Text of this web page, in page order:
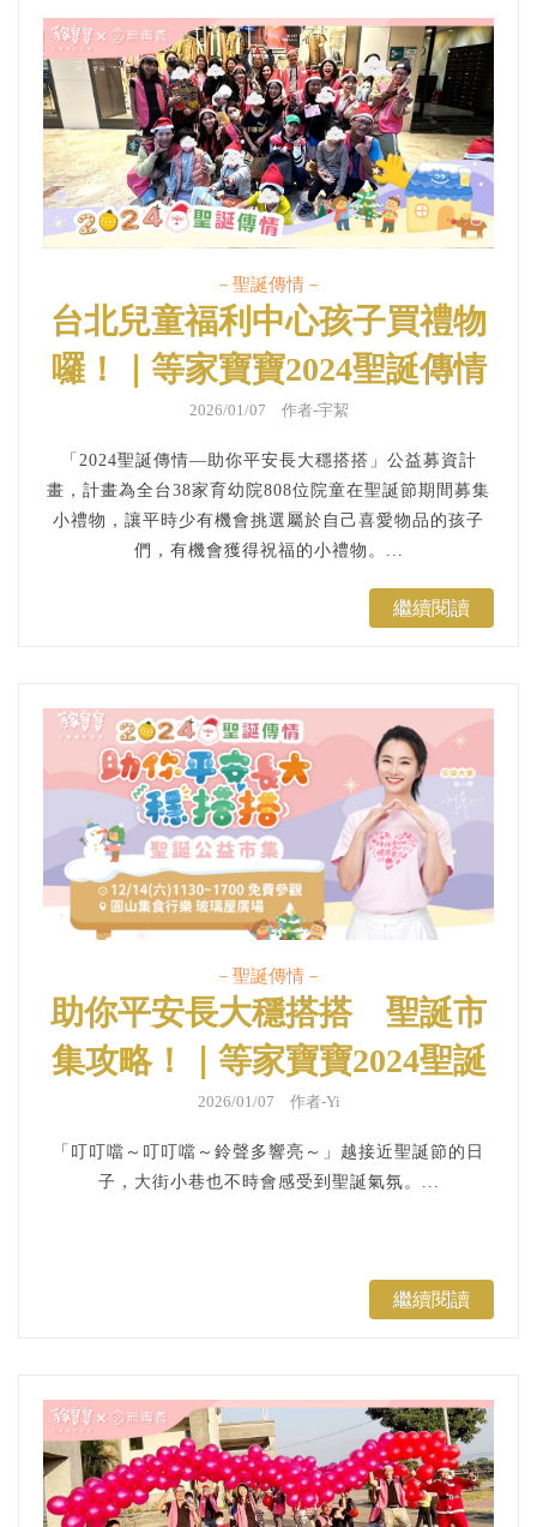
－聖誕傳情－
台北兒童福利中心孩子買禮物
囉！｜等家寶寶2024聖誕傳情
2026/01/07 作者-宇絜
「2024聖誕傳情—助你平安長大穩搭搭」公益募資計
畫，計畫為全台38家育幼院808位院童在聖誕節期間募集
小禮物，讓平時少有機會挑選屬於自己喜愛物品的孩子
們，有機會獲得祝福的小禮物。...
繼續閱讀
－聖誕傳情－
助你平安長大穩搭搭 聖誕市
集攻略！｜等家寶寶2024聖誕
傳情
2026/01/07 作者-Yi
「叮叮噹～叮叮噹～鈴聲多響亮～」越接近聖誕節的日
子，大街小巷也不時會感受到聖誕氣氛。...
繼續閱讀